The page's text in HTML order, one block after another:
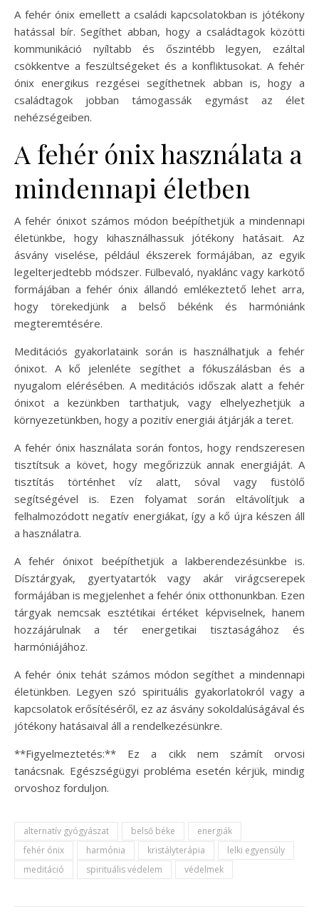
A fehér ónix emellett a családi kapcsolatokban is jótékony
hatással bír. Segíthet abban, hogy a családtagok közötti
kommunikáció nyíltabb és őszintébb legyen, ezáltal
csökkentve a feszültségeket és a konfliktusokat. A fehér
ónix energikus rezgései segíthetnek abban is, hogy a
családtagok jobban támogassák egymást az élet
nehézségeiben.
A fehér ónix használata a
mindennapi életben
A fehér ónixot számos módon beépíthetjük a mindennapi
életünkbe, hogy kihasználhassuk jótékony hatásait. Az
ásvány viselése, például ékszerek formájában, az egyik
legelterjedtebb módszer. Fülbevaló, nyaklánc vagy karkötő
formájában a fehér ónix állandó emlékeztető lehet arra,
hogy törekedjünk a belső békénk és harmóniánk
megteremtésére.
Meditációs gyakorlataink során is használhatjuk a fehér
ónixot. A kő jelenléte segíthet a fókuszálásban és a
nyugalom elérésében. A meditációs időszak alatt a fehér
ónixot a kezünkben tarthatjuk, vagy elhelyezhetjük a
környezetünkben, hogy a pozitív energiái átjárják a teret.
A fehér ónix használata során fontos, hogy rendszeresen
tisztítsuk a követ, hogy megőrizzük annak energiáját. A
tisztítás történhet víz alatt, sóval vagy füstölő
segítségével is. Ezen folyamat során eltávolítjuk a
felhalmozódott negatív energiákat, így a kő újra készen áll
a használatra.
A fehér ónixot beépíthetjük a lakberendezésünkbe is.
Dísztárgyak, gyertyatartók vagy akár virágcserepek
formájában is megjelenhet a fehér ónix otthonunkban. Ezen
tárgyak nemcsak esztétikai értéket képviselnek, hanem
hozzájárulnak a tér energetikai tisztaságához és
harmóniájához.
A fehér ónix tehát számos módon segíthet a mindennapi
életünkben. Legyen szó spirituális gyakorlatokról vagy a
kapcsolatok erősítéséről, ez az ásvány sokoldalúságával és
jótékony hatásaival áll a rendelkezésünkre.
**Figyelmeztetés:** Ez a cikk nem számít orvosi
tanácsnak. Egészségügyi probléma esetén kérjük, mindig
orvoshoz forduljon.
alternatív gyógyászat belső béke
energiák
fehér ónix
harmónia kristályterápia
lelki egyensúly
meditáció
spirituális védelem védelmek